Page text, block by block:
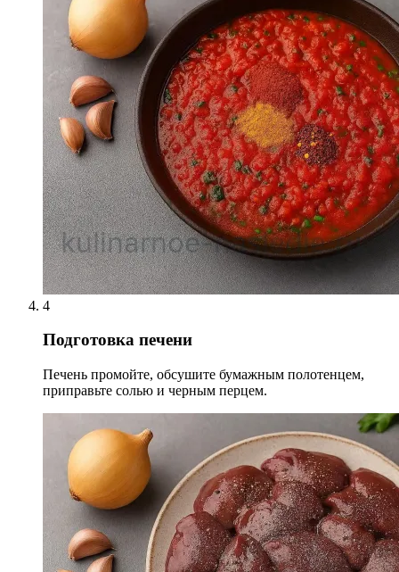
4
Подготовка печени
Печень промойте, обсушите бумажным полотенцем,
приправьте солью и черным перцем.